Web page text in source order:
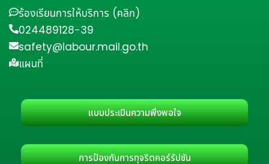
ร้องเรียนการให้บริการ (คลิก)
024489128-39
safety@labour.mail.go.th
แผนที่
แบบประเมินความพึงพอใจ
การป้องกันการทุจริตคอร์รัปชัน